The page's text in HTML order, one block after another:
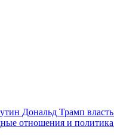
Дональд Трамп власть
отношения и политика